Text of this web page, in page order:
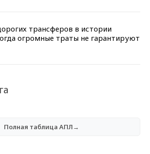
трансферов в истории
огромные траты не гарантируют
Полная таблица АПЛ→